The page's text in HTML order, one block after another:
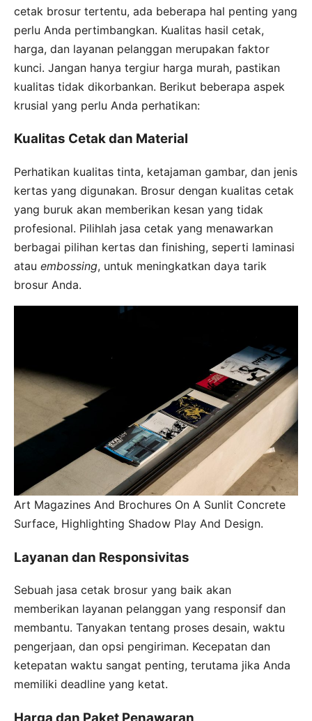
cetak brosur tertentu, ada beberapa hal penting yang
perlu Anda pertimbangkan. Kualitas hasil cetak,
harga, dan layanan pelanggan merupakan faktor
kunci. Jangan hanya tergiur harga murah, pastikan
kualitas tidak dikorbankan. Berikut beberapa aspek
krusial yang perlu Anda perhatikan:
Kualitas Cetak dan Material
Perhatikan kualitas tinta, ketajaman gambar, dan jenis
kertas yang digunakan. Brosur dengan kualitas cetak
yang buruk akan memberikan kesan yang tidak
profesional. Pilihlah jasa cetak yang menawarkan
berbagai pilihan kertas dan finishing, seperti laminasi
atau embossing, untuk meningkatkan daya tarik
brosur Anda.
Art Magazines And Brochures On A Sunlit Concrete
Surface, Highlighting Shadow Play And Design.
Layanan dan Responsivitas
Sebuah jasa cetak brosur yang baik akan
memberikan layanan pelanggan yang responsif dan
membantu. Tanyakan tentang proses desain, waktu
pengerjaan, dan opsi pengiriman. Kecepatan dan
ketepatan waktu sangat penting, terutama jika Anda
memiliki deadline yang ketat.